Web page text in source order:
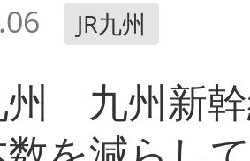
JR九州
州 九州新